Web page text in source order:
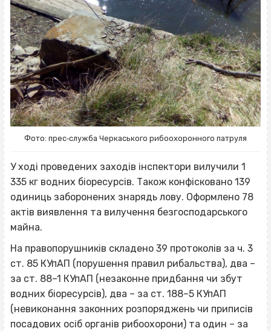
Фото: прес‐служба Черкаського рибоохоронного патруля
У ході проведених заходів інспектори вилучили 1
335 кг водних біоресурсів. Також конфісковано 139
одиниць заборонених знарядь лову. Оформлено 78
актів виявлення та вилучення безгосподарського
майна.
На правопорушників складено 39 протоколів за ч. 3
ст. 85 КУпАП (порушення правил рибальства), два –
за ст. 88–1 КУпАП (незаконне придбання чи збут
водних біоресурсів), два – за ст. 188–5 КУпАП
(невиконання законних розпоряджень чи приписів
посадових осіб органів рибоохорони) та один – за